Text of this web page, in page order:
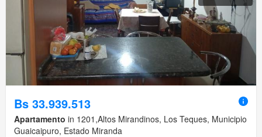
Bs 33.939.513
Apartamento in 1201,Altos Mirandinos, Los Teques, Municipio
Guaicaipuro, Estado Miranda